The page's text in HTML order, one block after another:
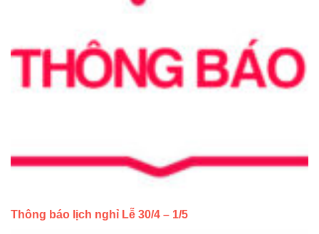
Thông báo lịch nghỉ Lễ 30/4 – 1/5